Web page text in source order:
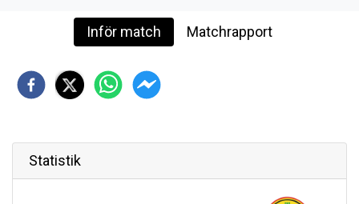
Inför match Matchrapport
Statistik